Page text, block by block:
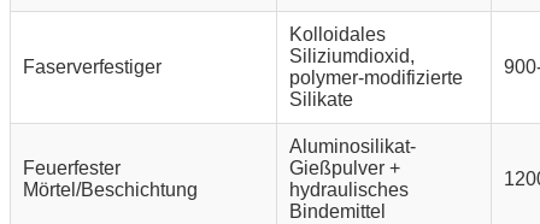
Faserverfestiger
Kolloidales
Siliziumdioxid,
polymer-modifizierte
Silikate
Feuerfester
Mörtel/Beschichtung
Aluminosilikat-
Gießpulver +
hydraulisches
Bindemittel